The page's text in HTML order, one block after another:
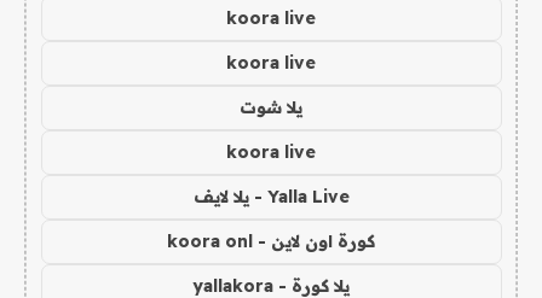
koora live
koora live
يلا شوت
koora live
Yalla Live - يلا لايف
كورة اون لاين - koora onl
يلا كورة - yallakora